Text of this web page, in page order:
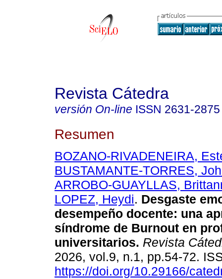
Revista Cátedra
versión On-line ISSN 2631-2875
Resumen
BOZANO-RIVADENEIRA,
BUSTAMANTE-TORRES,
ARROBO-GUAYLLAS,
LOPEZ, Heydi. Desgaste
desempeño docente: una
síndrome de Burnout en
universitarios. Revista
2026, vol.9, n.1, pp.54-72.
https://doi.org/10.29166/